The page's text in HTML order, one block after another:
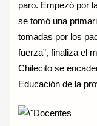
paro. Empezó por
se tomó una
tomadas por los
fuerza”, finaliza el
Chilecito se
Educación de la